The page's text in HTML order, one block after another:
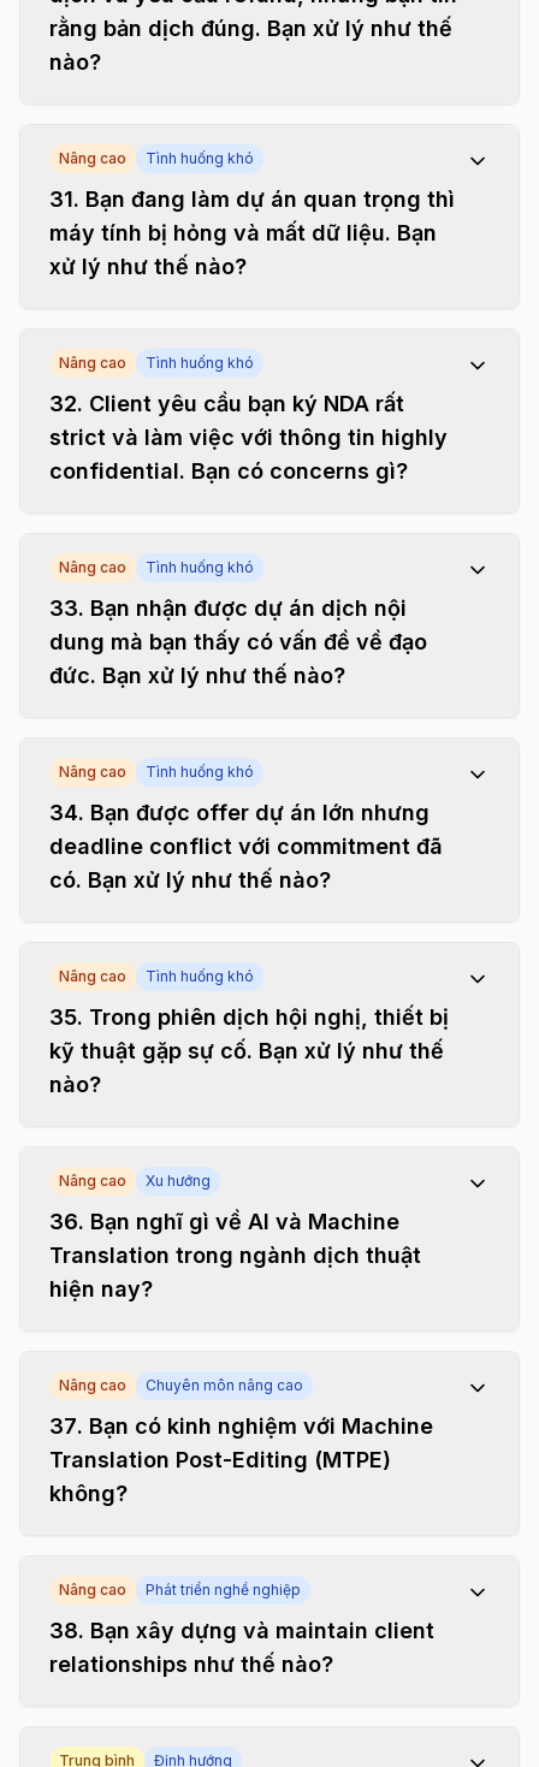
rằng bản dịch đúng. Bạn xử lý như thế
nào?
Nâng cao Tình huống khó
31. Bạn đang làm dự án quan trọng thì
máy tính bị hỏng và mất dữ liệu. Bạn
xử lý như thế nào?
Nâng cao Tình huống khó
32. Client yêu cầu bạn ký NDA rất
strict và làm việc với thông tin highly
confidential. Bạn có concerns gì?
Nâng cao Tình huống khó
33. Bạn nhận được dự án dịch nội
dung mà bạn thấy có vấn đề về đạo
đức. Bạn xử lý như thế nào?
Nâng cao Tình huống khó
34. Bạn được offer dự án lớn nhưng
deadline conflict với commitment đã
có. Bạn xử lý như thế nào?
Nâng cao Tình huống khó
35. Trong phiên dịch hội nghị, thiết bị
kỹ thuật gặp sự cố. Bạn xử lý như thế
nào?
Nâng cao Xu hướng
36. Bạn nghĩ gì về AI và Machine
Translation trong ngành dịch thuật
hiện nay?
Nâng cao Chuyên môn nâng cao
37. Bạn có kinh nghiệm với Machine
Translation Post-Editing (MTPE)
không?
Nâng cao Phát triển nghề nghiệp
38. Bạn xây dựng và maintain client
relationships như thế nào?
Trung bình Định hướng